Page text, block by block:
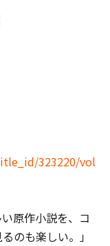
323220/vol
原作小説を、コ
のも楽しい。」